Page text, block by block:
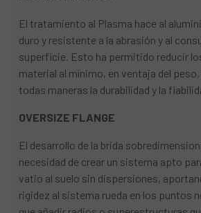
El tratamiento al Plasma hace al
duro y resistente a la abrasión y al
superficie. Esto ha permitido reducir
material al mínimo, en ventaja del
todas maneras la durabilidad y la
OVERSIZE FLANGE
El desarrollo de la brida
necesidad de crear un sistema apto
vatio al suelo sin dispersiones,
rigidez al sistema rueda en los puntos